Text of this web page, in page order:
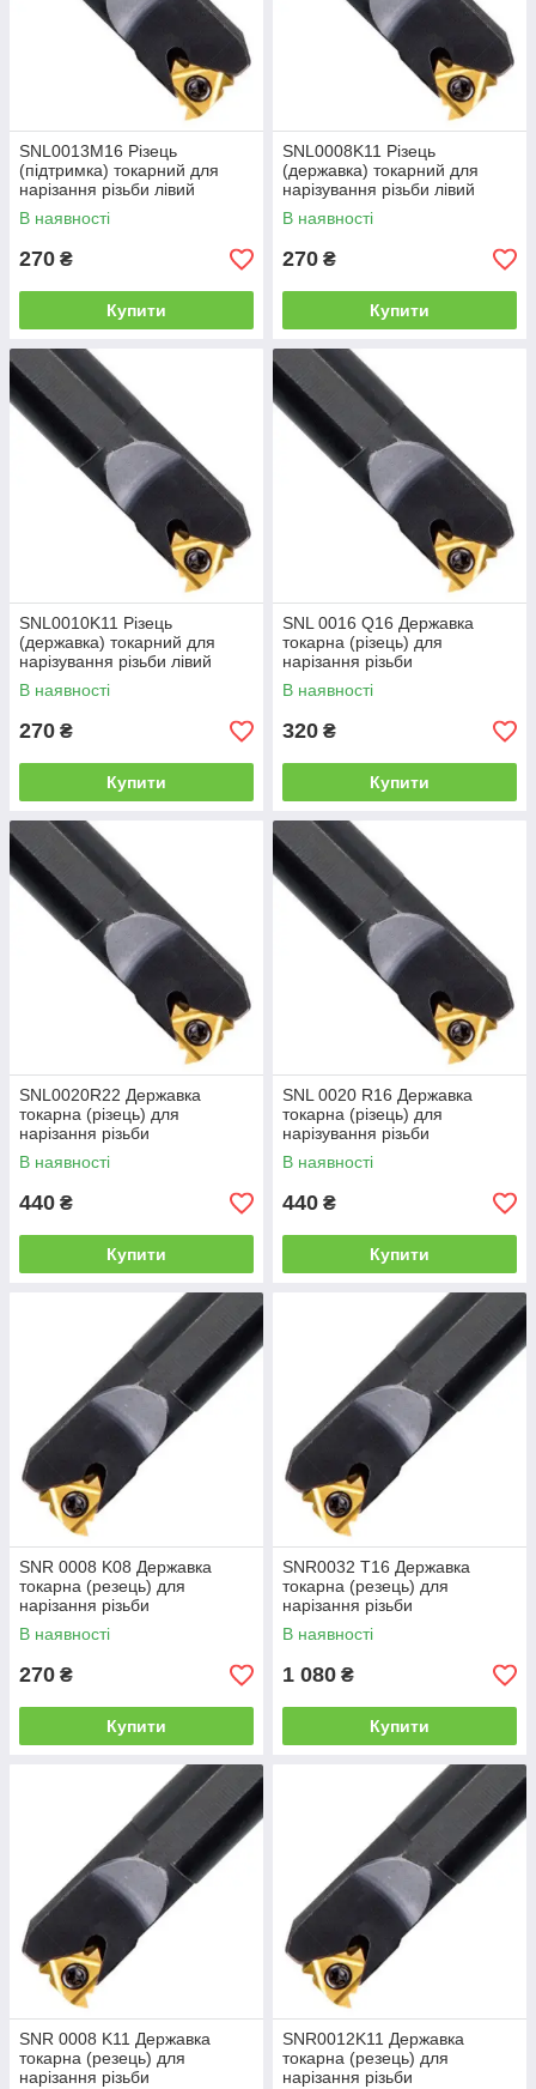
SNL0013M16 Різець
(підтримка) токарний для
нарізання різьби лівий
В наявності
270 ₴
Купити
SNL0008K11 Різець
(державка) токарний для
нарізування різьби лівий
В наявності
270 ₴
Купити
SNL0010K11 Різець
(державка) токарний для
нарізування різьби лівий
В наявності
270 ₴
Купити
SNL 0016 Q16 Державка
токарна (різець) для
нарізання різьби
В наявності
320 ₴
Купити
SNL0020R22 Державка
токарна (різець) для
нарізання різьби
В наявності
440 ₴
Купити
SNL 0020 R16 Державка
токарна (різець) для
нарізування різьби
В наявності
440 ₴
Купити
SNR 0008 K08 Державка
токарна (резець) для
нарізання різьби
В наявності
270 ₴
Купити
SNR0032 T16 Державка
токарна (резець) для
нарізання різьби
В наявності
1 080 ₴
Купити
SNR 0008 K11 Державка
токарна (резець) для
нарізання різьби
SNR0012K11 Державка
токарна (резець) для
нарізання різьби